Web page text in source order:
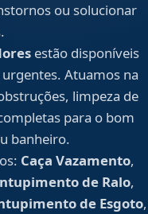
ou solucionar
estão disponíveis
Atuamos na
limpeza de
para o bom
banheiro.
Caça Vazamento,
de Ralo,
de Esgoto,